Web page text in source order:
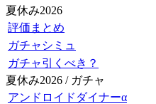
夏休み2026
評価まとめ
ガチャシミュ
ガチャ引くべき？
夏休み2026 / ガチャ
アンドロイドダイナーα